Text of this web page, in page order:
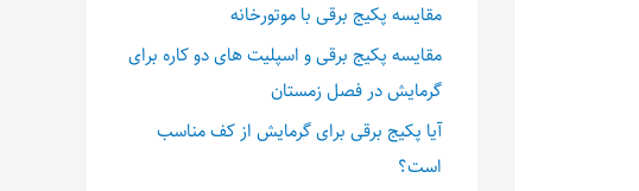
مقایسه پکیج برقی با موتورخانه
مقایسه پکیج برقی و اسپلیت های دو کاره برای
گرمایش در فصل زمستان
آیا پکیج برقی برای گرمایش از کف مناسب
است؟